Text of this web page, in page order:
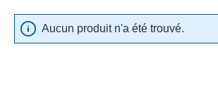
Aucun produit n'a été trouvé.